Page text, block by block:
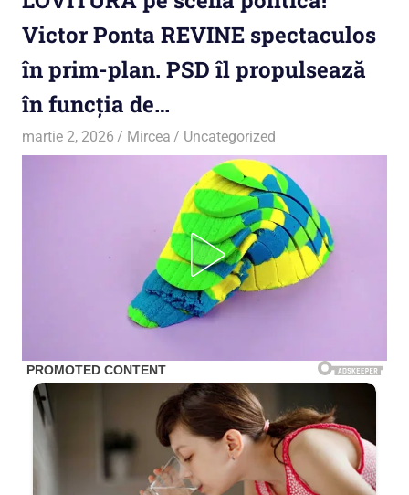
Victor Ponta REVINE spectaculos
în prim-plan. PSD îl propulsează
în funcția de…
martie 2, 2026 Mircea Uncategorized